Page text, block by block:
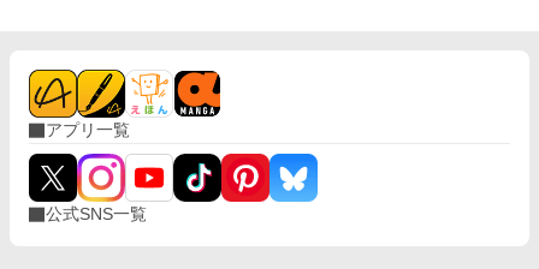
たちは立ち上がった。
アプリ一覧
公式SNS一覧